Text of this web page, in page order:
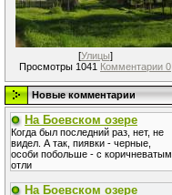
[Улицы]
Просмотры 1041 Комментарии 0
Новые комментарии
На Боевском озере
Когда был последний раз, нет, не
видел. А так, пиявки - черные,
особи побольше - с коричневатым
отли
На Боевском озере